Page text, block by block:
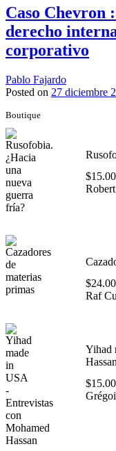
Caso Chevron
derecho
corporativo
Pablo Fajardo
Posted on 27 diciembre
Boutique
$15.00
$24.00
Raf
Yihad
Hassan
$15.00